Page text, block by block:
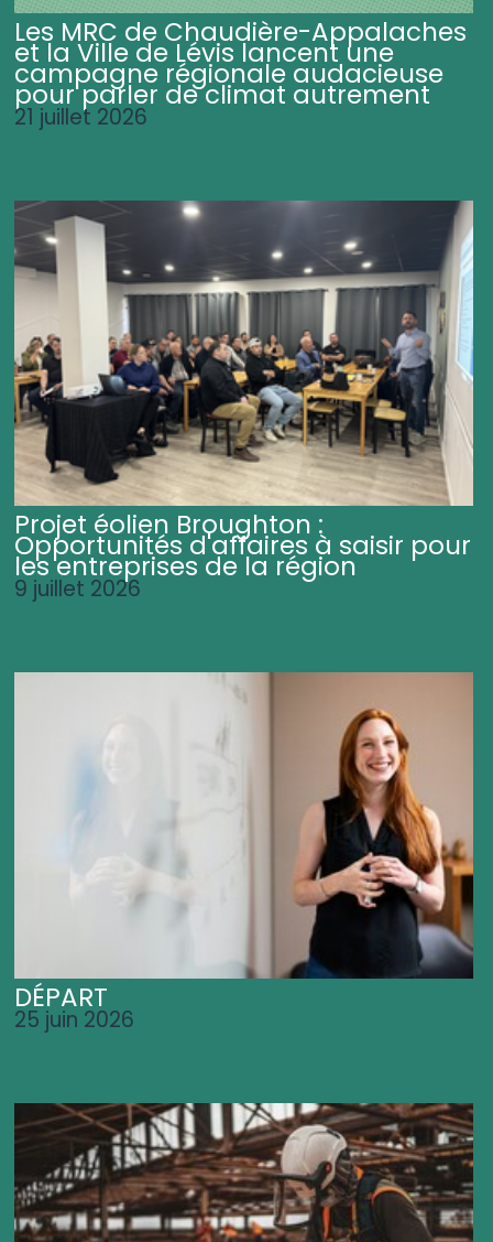
Les MRC de Chaudière-Appalaches
et la Ville de Lévis lancent une
campagne régionale audacieuse
pour parler de climat autrement
21 juillet 2026
Projet éolien Broughton :
Opportunités d'affaires à saisir pour
les entreprises de la région
9 juillet 2026
DÉPART
25 juin 2026